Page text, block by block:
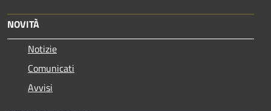
NOVITÀ
Notizie
Comunicati
Avvisi